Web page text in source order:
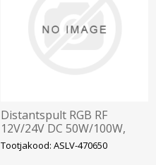
Distantspult RGB RF
12V/24V DC 50W/100W,
kolme kanaliga, LED
dimmer, koos vastuvõtjaga,
Tootjakood: ASLV-470650